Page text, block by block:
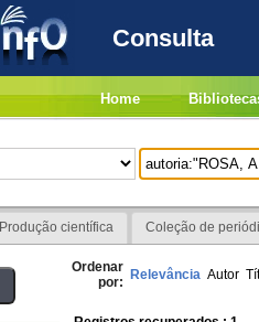
Consulta
Home
Produção científica Coleção de
Ordenar
por: Relevância Autor